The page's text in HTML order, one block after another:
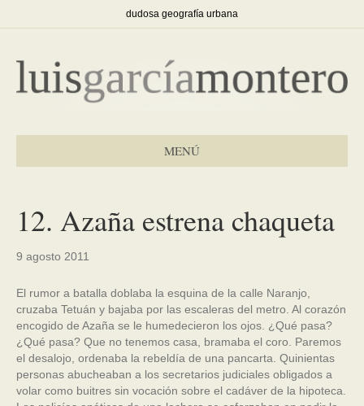
dudosa geografía urbana
MENÚ
12. Azaña estrena chaqueta
9 agosto 2011
El rumor a batalla doblaba la esquina de la calle Naranjo,
cruzaba Tetuán y bajaba por las escaleras del metro. Al corazón
encogido de Azaña se le humedecieron los ojos. ¿Qué pasa?
¿Qué pasa? Que no tenemos casa, bramaba el coro. Paremos
el desalojo, ordenaba la rebeldía de una pancarta. Quinientas
personas abucheaban a los secretarios judiciales obligados a
volar como buitres sin vocación sobre el cadáver de la hipoteca.